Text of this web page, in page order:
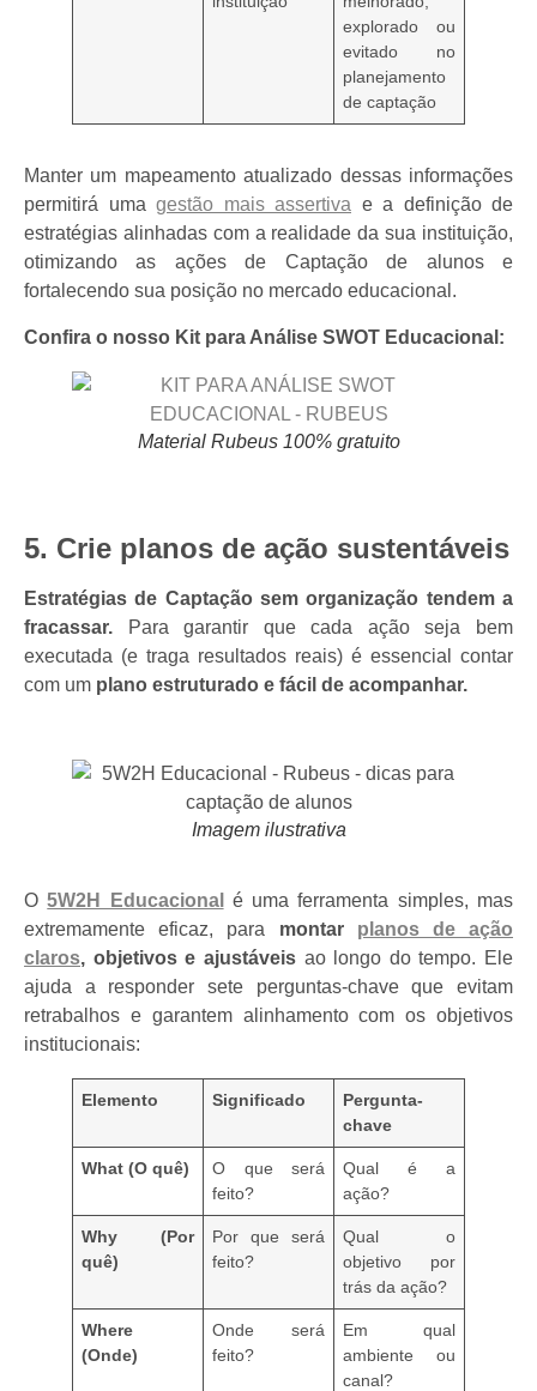
explorado ou
evitado no
planejamento
de captação
Manter um mapeamento atualizado dessas informações
permitirá uma gestão mais assertiva e a definição de
estratégias alinhadas com a realidade da sua instituição,
otimizando as ações de Captação de alunos e
fortalecendo sua posição no mercado educacional.
Confira o nosso Kit para Análise SWOT Educacional:
Material Rubeus 100% gratuito
5. Crie planos de ação sustentáveis
Estratégias de Captação sem organização tendem a
fracassar. Para garantir que cada ação seja bem
executada (e traga resultados reais) é essencial contar
com um plano estruturado e fácil de acompanhar.
Imagem ilustrativa
O5W2H Educacional
é uma ferramenta simples, mas
extremamente eficaz, para montar planos de ação
claros, objetivos e ajustáveisao longo do tempo. Ele
ajuda a responder sete perguntas-chave que evitam
retrabalhos e garantem alinhamento com os objetivos
institucionais:
Elemento Significado
Pergunta-
chave
What (O quê)
O que será
feito?
Qual é a
ação?
Why (Por
quê)
Por que será
feito?
Qual o
objetivo por
trás da ação?
Where
(Onde)
Onde será
feito?
Em qual
ambiente ou
canal?